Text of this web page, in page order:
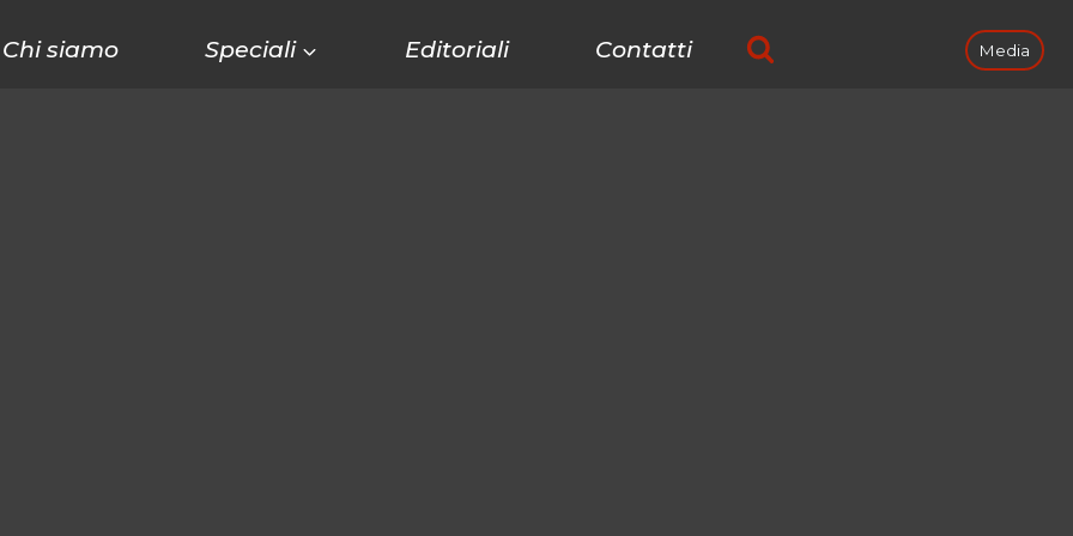
Chi siamo Speciali Editoriali Contatti Media